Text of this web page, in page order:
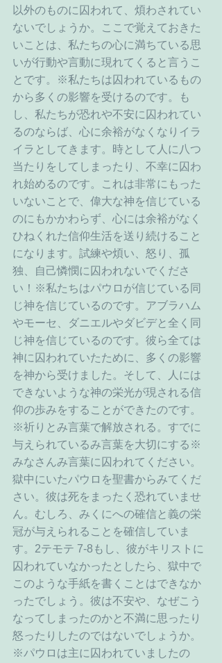
以外のものに囚われて、煩わされてい
ないでしょうか。ここで覚えておきた
いことは、私たちの心に満ちている思
いが行動や言動に現れてくると言うこ
とです。※私たちは囚われているもの
から多くの影響を受けるのです。も
し、私たちが恐れや不安に囚われてい
るのならば、心に余裕がなくなりイラ
イラとしてきます。時として人に八つ
当たりをしてしまったり、不幸に囚わ
れ始めるのです。これは非常にもった
いないことで、偉大な神を信じている
のにもかかわらず、心には余裕がなく
ひねくれた信仰生活を送り続けること
になります。試練や煩い、怒り、孤
独、自己憐憫に囚われないでくださ
い！※私たちはパウロが信じている同
じ神を信じているのです。アブラハム
やモーセ、ダニエルやダビデと全く同
じ神を信じているのです。彼ら全ては
神に囚われていたために、多くの影響
を神から受けました。そして、人には
できないような神の栄光が現される信
仰の歩みをすることができたのです。
※祈りとみ言葉で解放される。すでに
与えられているみ言葉を大切にする※
みなさんみ言葉に囚われてください。
獄中にいたパウロを聖書からみてくだ
さい。彼は死をまったく恐れていませ
ん。むしろ、みくにへの確信と義の栄
冠が与えられることを確信していま
す。2テモテ 7-8もし、彼がキリストに
囚われていなかったとしたら、獄中で
このような手紙を書くことはできなか
ったでしょう。彼は不安や、なぜこう
なってしまったのかと不満に思ったり
怒ったりしたのではないでしょうか。
※パウロは主に囚われていましたの